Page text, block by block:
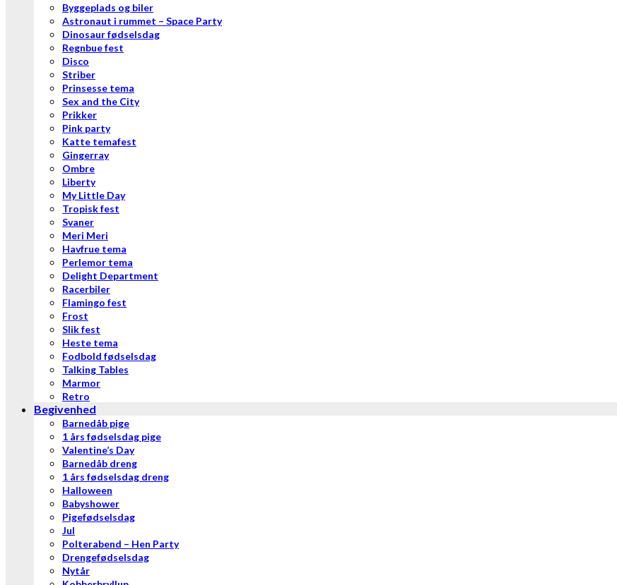
Byggeplads og biler
Astronaut i rummet – Space Party
Dinosaur fødselsdag
Regnbue fest
Disco
Striber
Prinsesse tema
Sex and the City
Prikker
Pink party
Katte temafest
Gingerray
Ombre
Liberty
My Little Day
Tropisk fest
Svaner
Meri Meri
Havfrue tema
Perlemor tema
Delight Department
Racerbiler
Flamingo fest
Frost
Slik fest
Heste tema
Fodbold fødselsdag
Talking Tables
Marmor
Retro
Begivenhed
Barnedåb pige
1 års fødselsdag pige
Valentine’s Day
Barnedåb dreng
1 års fødselsdag dreng
Halloween
Babyshower
Pigefødselsdag
Jul
Polterabend – Hen Party
Drengefødselsdag
Nytår